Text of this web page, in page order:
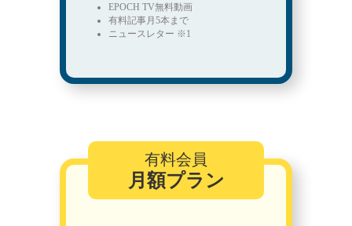
EPOCH TV無料動画
有料記事月5本まで
ニュースレター ※1
有料会員
月額プラン